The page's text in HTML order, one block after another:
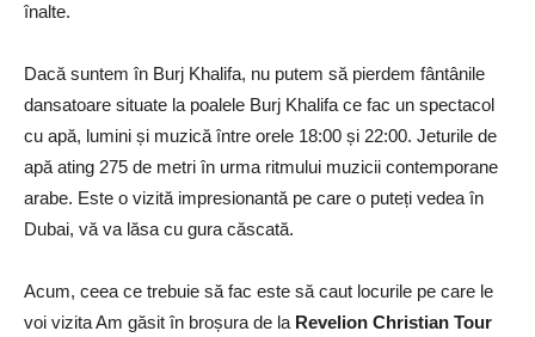
înalte.
Dacă suntem în Burj Khalifa, nu putem să pierdem fântânile
dansatoare situate la poalele Burj Khalifa ce fac un spectacol
cu apă, lumini și muzică între orele 18:00 și 22:00. Jeturile de
apă ating 275 de metri în urma ritmului muzicii contemporane
arabe. Este o vizită impresionantă pe care o puteți vedea în
Dubai, vă va lăsa cu gura căscată.
Acum, ceea ce trebuie să fac este să caut locurile pe care le
voi vizitaAm găsit în broșura de la Revelion Christian Tour